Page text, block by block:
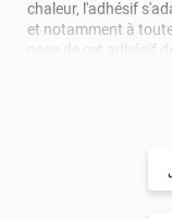
chaleur, l'adhésif
et notamment à
pose de cet adhésif
résistance à l’eau, à
Grâce à son